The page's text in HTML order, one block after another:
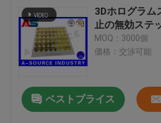
プロダクト
私達について
工場旅行
3Dホログラム
止の無効ステ
MOQ：3000個
価格：交渉可能
ベストプライス